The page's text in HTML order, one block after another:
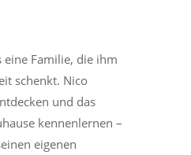
Familie, die ihm
schenkt. Nico
und das
kennenlernen –
eigenen